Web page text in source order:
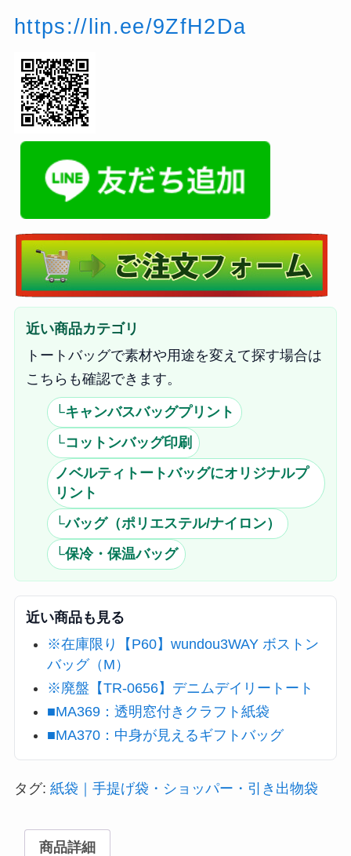
https://lin.ee/9ZfH2Da
近い商品カテゴリ
トートバッグで素材や用途を変えて探す場合は
こちらも確認できます。
└キャンバスバッグプリント
└コットンバッグ印刷
ノベルティトートバッグにオリジナルプ
リント
└バッグ（ポリエステル/ナイロン）
└保冷・保温バッグ
近い商品も見る
※在庫限り【P60】wundou3WAY ボストン
バッグ（M）
※廃盤【TR-0656】デニムデイリートート
■MA369：透明窓付きクラフト紙袋
■MA370：中身が見えるギフトバッグ
タグ: 紙袋｜手提げ袋・ショッパー・引き出物袋
商品詳細